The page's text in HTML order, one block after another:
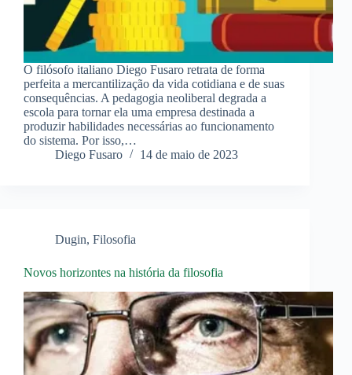
O filósofo italiano Diego Fusaro retrata de forma
perfeita a mercantilização da vida cotidiana e de suas
consequências. A pedagogia neoliberal degrada a
escola para tornar ela uma empresa destinada a
produzir habilidades necessárias ao funcionamento
do sistema. Por isso,…
Diego Fusaro
14 de maio de 2023
Dugin, Filosofia
Novos horizontes na história da filosofia